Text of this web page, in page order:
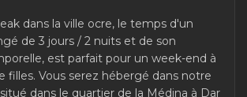
dans la ville ocre, le temps d'un
de 3 jours / 2 nuits et de son
est parfait pour un week-end à
filles. Vous serez hébergé dans notre
dans le quartier de la Médina à Dar